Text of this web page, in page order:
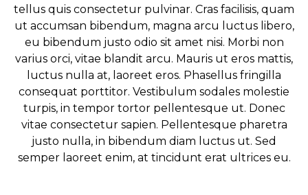
tellus quis consectetur pulvinar. Cras facilisis, quam
ut accumsan bibendum, magna arcu luctus libero,
eu bibendum justo odio sit amet nisi. Morbi non
varius orci, vitae blandit arcu. Mauris ut eros mattis,
luctus nulla at, laoreet eros. Phasellus fringilla
consequat porttitor. Vestibulum sodales molestie
turpis, in tempor tortor pellentesque ut. Donec
vitae consectetur sapien. Pellentesque pharetra
justo nulla, in bibendum diam luctus ut. Sed
semper laoreet enim, at tincidunt erat ultrices eu.